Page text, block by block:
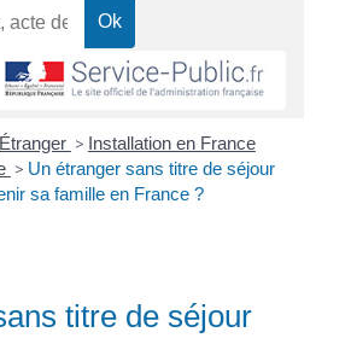
Étranger > Installation en France
> Un étranger sans titre de séjour
sa famille en France ?
titre de séjour